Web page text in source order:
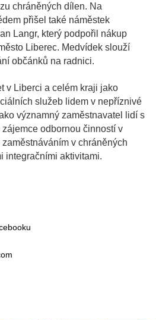
chráněných dílen. Na
přišel také náměstek
Langr, který podpořil nákup
Liberec. Medvídek slouží
občánků na radnici.
v Liberci a celém kraji jako
služeb lidem v nepříznivé
významný zaměstnavatel lidí s
odbornou činností v
v chráněných
integračními aktivitami.